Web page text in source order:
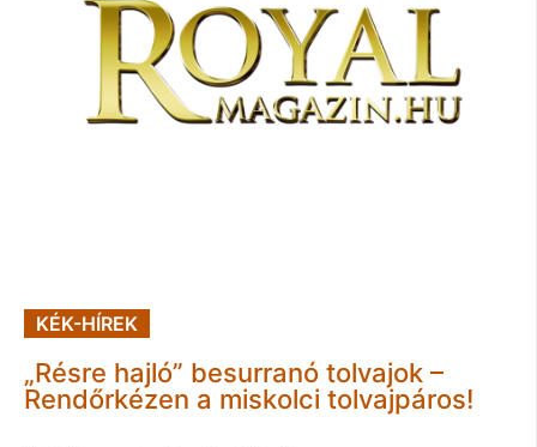
KÉK-HÍREK
„Résre hajló” besurranó tolvajok –
Rendőrkézen a miskolci tolvajpáros!